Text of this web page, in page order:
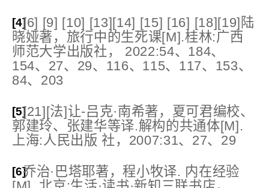
[4][6] [9] [10] [13][14] [15] [16] [18][19]陆
晓娅著，旅行中的生死课[M].桂林:广西
师范大学出版社， 2022:54、184、
154、27、29、116、115、117、153、
84、203
[5][21][法]让-吕克·南希著，夏可君编校、
郭建玲、张建华等译.解构的共通体[M].
上海:人民出版 社，2007:31、27、29
[6]乔治·巴塔耶著，程小牧译. 内在经验